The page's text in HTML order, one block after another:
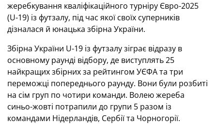
жеребкування кваліфікаційного турніру Євро-2025
(U-19) із футзалу, під час якої своїх суперників
дізналася й юнацька збірна України.
Збірна України U-19 із футзалу зіграє відразу в
основному раунді відбору, де виступлять 25
найкращих збірних за рейтингом УЄФА та три
переможці попереднього раунду. Вони були розбиті
на сім груп по чотири команди. Волею жереба
синьо-жовті потрапили до групи 5 разом із
командами Нідерландів, Сербії та Чорногорії.